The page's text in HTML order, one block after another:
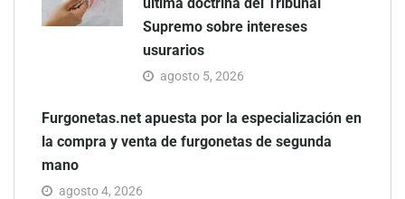
Supremo sobre intereses
usurarios
agosto 5, 2026
Furgonetas.net apuesta por la especialización en
la compra y venta de furgonetas de segunda
mano
agosto 4, 2026